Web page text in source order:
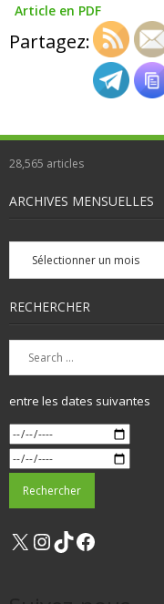
Article en PDF
Partagez:
28,565 articles
ARCHIVES MENSUELLES
Archives
mensuelles
RECHERCHER
entre les dates suivantes
X Instagram
TikTok